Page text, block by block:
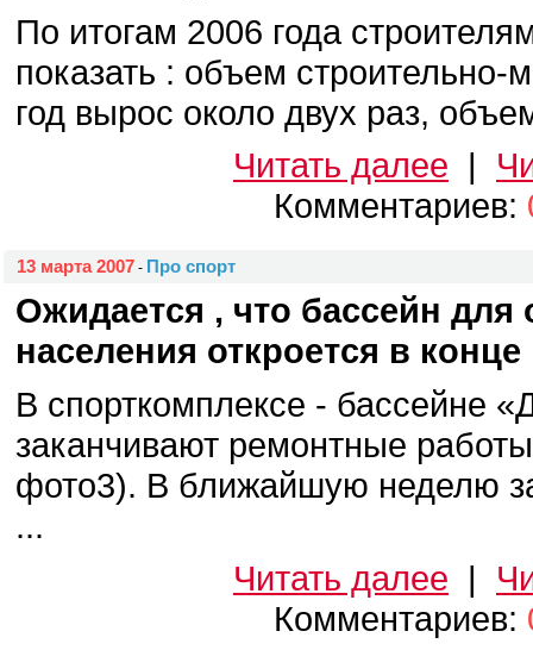
По итогам 2006 года
показать : объем строительно-
год вырос около двух раз,
Читать далее |
Комментариев:
13 марта 2007 - Про спорт
Ожидается , что бассейн для
населения откроется в конце
В спорткомплексе - бассейне
заканчивают ремонтные
фото3). В ближайшую неделю
...
Читать далее |
Комментариев: